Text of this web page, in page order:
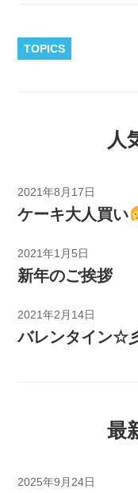
TOPICS
人
2021年8月17日
ケーキ大人買い
2021年1月5日
新年のご挨拶
2021年2月14日
バレンタイン☆
最
2025年9月24日